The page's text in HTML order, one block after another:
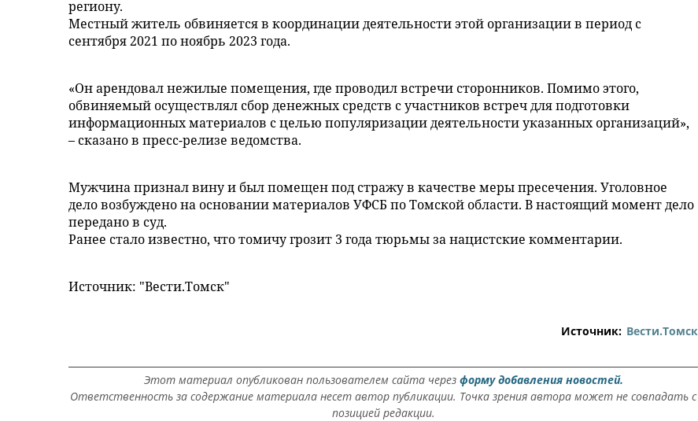
региону.
Местный житель обвиняется в координации деятельности этой организации в период с
сентября 2021 по ноябрь 2023 года.
«Он арендовал нежилые помещения, где проводил встречи сторонников. Помимо этого,
обвиняемый осуществлял сбор денежных средств с участников встреч для подготовки
информационных материалов с целью популяризации деятельности указанных организаций»,
– сказано в пресс-релизе ведомства.
Мужчина признал вину и был помещен под стражу в качестве меры пресечения. Уголовное
дело возбуждено на основании материалов УФСБ по Томской области. В настоящий момент дело
передано в суд.
Ранее стало известно, что томичу грозит 3 года тюрьмы за нацистские комментарии.
Источник: "Вести.Томск"
Источник: Вести.Томск
Этот материал опубликован пользователем сайта через форму добавления новостей.
Ответственность за содержание материала несет автор публикации. Точка зрения автора может не совпадать с
позицией редакции.